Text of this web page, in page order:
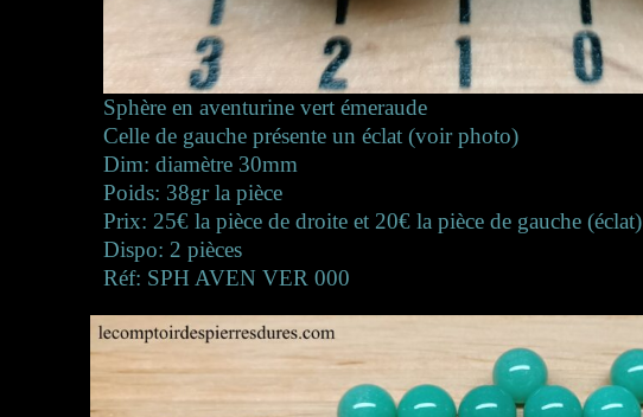
Sphère en aventurine vert émeraude
Celle de gauche présente un éclat (voir photo)
Dim: diamètre 30mm
Poids: 38gr la pièce
Prix: 25€ la pièce de droite et 20€ la pièce de gauche (éclat)
Dispo: 2 pièces
Réf: SPH AVEN VER 000